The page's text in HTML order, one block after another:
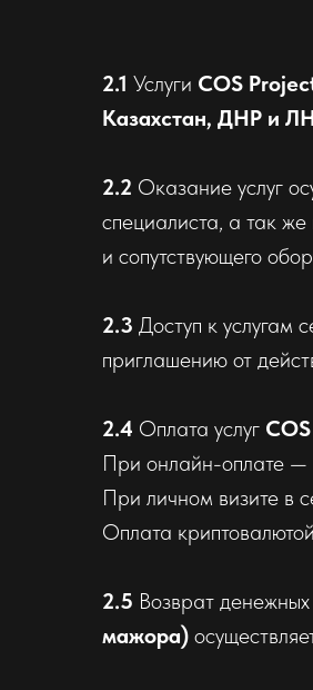
2.1 Услуги COS
Казахстан, ДНР и
2.2 Оказание услуг
специалиста, а так
и сопутствующего
2.3 Доступ к услугам
приглашению от
2.4 Оплата услуг
При онлайн-оплате —
При личном визите в
Оплата
2.5 Возврат
мажора)